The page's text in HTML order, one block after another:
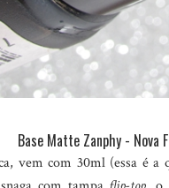
Base Matte Zanphy - Nova
vem com 30ml (essa é a